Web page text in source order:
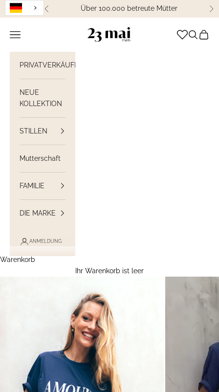
Weiter zum Inhalt
Zurück Über 100.000 betreute Mütter
23 Mai Paris
Navigation öffnen Suche
PRIVATVERKÄUFE
NEUE
KOLLEKTION
STILLEN
Mutterschaft
FAMILIE
DIE MARKE
ANMELDUNG
Warenkorb
Ihr Warenkorb ist leer